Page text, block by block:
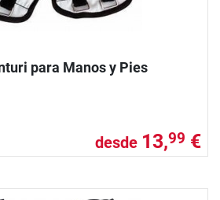
para Manos y Pies
desde 13,99 €